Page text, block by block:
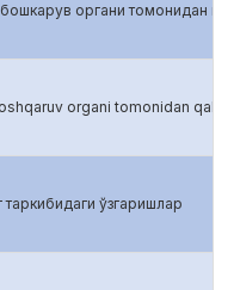
органи томонидан
organi tomonidan qabul
таркибидаги ўзгаришлар